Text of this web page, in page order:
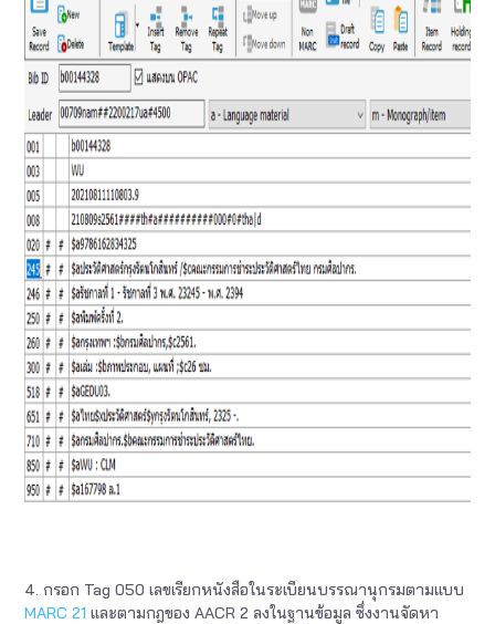
4. กรอก Tag 050 เลขเรียกหนังสือในระเบียนบรรณานุกรมตามแบบ
MARC 21 และตามกฎของ AACR 2 ลงในฐานข้อมูล ซึ่งงานจัดหา